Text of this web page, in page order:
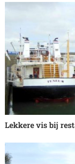
Lekkere vis bij